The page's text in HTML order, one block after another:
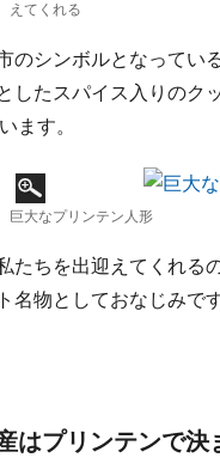
えてくれる
のシンボルとなってい
したスパイス入りのク
ます。
巨大なプリンテン人形
たちを出迎えてくれる
名物としておなじみです
はプリンテンで決